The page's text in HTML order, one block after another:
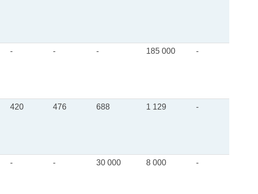
- - - 185 000 -
420 476 688 1 129 -
- - 30 000 8 000 -